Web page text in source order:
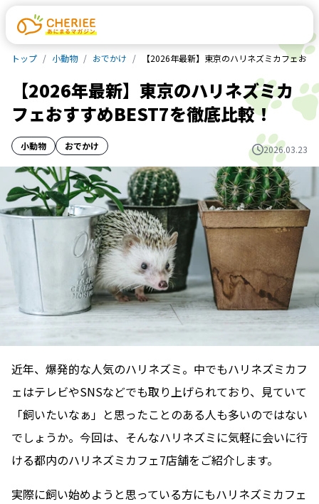
トップ 小動物 おでかけ 【2026年最新】東京のハリネズミカフェお
【2026年最新】東京のハリネズミカ
フェおすすめBEST7を徹底比較！
小動物 おでかけ 2026.03.23
近年、爆発的な人気のハリネズミ。中でもハリネズミカフ
ェはテレビやSNSなどでも取り上げられており、見ていて
「飼いたいなぁ」と思ったことのある人も多いのではない
でしょうか。今回は、そんなハリネズミに気軽に会いに行
ける都内のハリネズミカフェ7店舗をご紹介します。
実際に飼い始めようと思っている方にもハリネズミカフェ